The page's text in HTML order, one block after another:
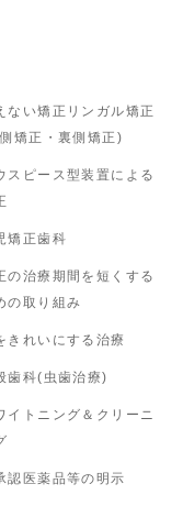
ない矯正リンガル矯正
矯正・裏側矯正)
スピース型装置による
矯正歯科
の治療期間を短くする
の取り組み
きれいにする治療
歯科(虫歯治療)
イトニング＆クリーニ
認医薬品等の明示